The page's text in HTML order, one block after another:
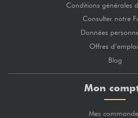
Conditions générales
Consulter notre
Données
Offres
Blog
Mon
Mes